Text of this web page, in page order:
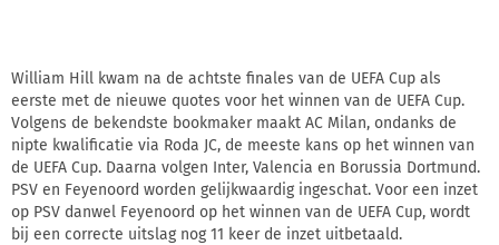
William Hill kwam na de achtste finales van de UEFA Cup als
eerste met de nieuwe quotes voor het winnen van de UEFA Cup.
Volgens de bekendste bookmaker maakt AC Milan, ondanks de
nipte kwalificatie via Roda JC, de meeste kans op het winnen van
de UEFA Cup. Daarna volgen Inter, Valencia en Borussia Dortmund.
PSV en Feyenoord worden gelijkwaardig ingeschat. Voor een inzet
op PSV danwel Feyenoord op het winnen van de UEFA Cup, wordt
bij een correcte uitslag nog 11 keer de inzet uitbetaald.